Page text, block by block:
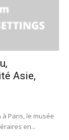
Asie,
Paris, le musée
en...